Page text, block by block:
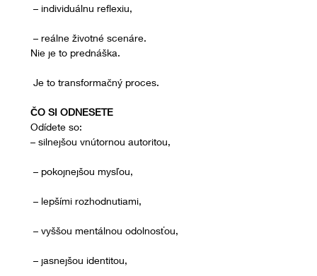
– individuálnu reflexiu,
– reálne životné scenáre.
Nie je to prednáška.
Je to transformačný proces.
ČO SI ODNESETE
Odídete so:
– silnejšou vnútornou autoritou,
– pokojnejšou mysľou,
– lepšími rozhodnutiami,
– vyššou mentálnou odolnosťou,
– jasnejšou identitou,